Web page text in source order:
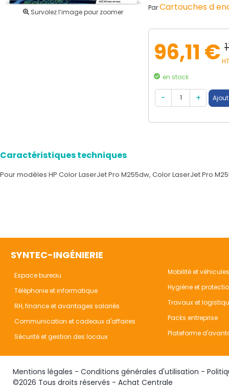
Survolez l’image pour zoomer
ParCartouches d
96,11 €
en stock
Caractéristiques techniques
Pour modèles HP Color LaserJet Pro M255dw, Color LaserJet Pro
SYNTEC-INGÉNIERIE
Espace bureau
Téléphonie et informatique
RH, finance et avantages salariés
Communication et cadeaux d'affaires
Sécurité et gestion des locaux
Mobilité et véhicules
Hygiène et
Travaux et
Packs entreprise
Plateforme
Mentions légales - Conditions générales d'utilisation -
©2026 Tous droits réservés - Achat Centrale